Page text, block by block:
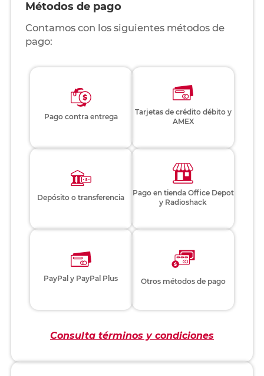
Métodos de pago
Contamos con los siguientes métodos de
pago:
Pago contra entrega
Tarjetas de crédito débito y
AMEX
Depósito o transferencia
Pago en tienda Office Depot
y Radioshack
PayPal y PayPal Plus Otros métodos de pago
Consulta términos y condiciones